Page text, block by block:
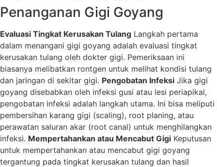
Penanganan Gigi Goyang
Evaluasi Tingkat Kerusakan Tulang Langkah pertama
dalam menangani gigi goyang adalah evaluasi tingkat
kerusakan tulang oleh dokter gigi. Pemeriksaan ini
biasanya melibatkan rontgen untuk melihat kondisi tulang
dan jaringan di sekitar gigi. Pengobatan Infeksi Jika gigi
goyang disebabkan oleh infeksi gusi atau lesi periapikal,
pengobatan infeksi adalah langkah utama. Ini bisa meliputi
pembersihan karang gigi (scaling), root planing, atau
perawatan saluran akar (root canal) untuk menghilangkan
infeksi. Mempertahankan atau Mencabut Gigi Keputusan
untuk mempertahankan atau mencabut gigi goyang
tergantung pada tingkat kerusakan tulang dan hasil